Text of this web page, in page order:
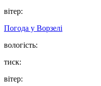
вітер:
Погода у Ворзелі
вологість:
тиск:
вітер: